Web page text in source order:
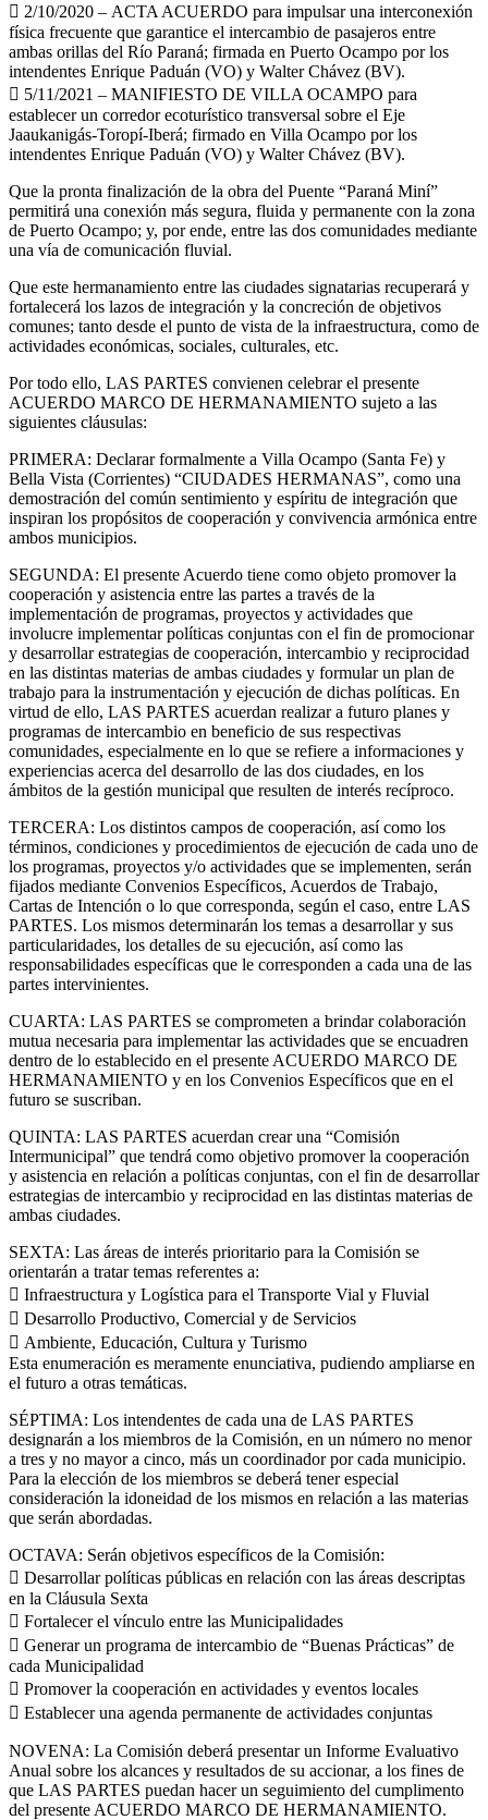
 2/10/2020 – ACTA ACUERDO para impulsar una interconexión
física frecuente que garantice el intercambio de pasajeros entre
ambas orillas del Río Paraná; firmada en Puerto Ocampo por los
intendentes Enrique Paduán (VO) y Walter Chávez (BV).
 5/11/2021 – MANIFIESTO DE VILLA OCAMPO para
establecer un corredor ecoturístico transversal sobre el Eje
Jaaukanigás-Toropí-Iberá; firmado en Villa Ocampo por los
intendentes Enrique Paduán (VO) y Walter Chávez (BV).
Que la pronta finalización de la obra del Puente “Paraná Miní”
permitirá una conexión más segura, fluida y permanente con la zona
de Puerto Ocampo; y, por ende, entre las dos comunidades mediante
una vía de comunicación fluvial.
Que este hermanamiento entre las ciudades signatarias recuperará y
fortalecerá los lazos de integración y la concreción de objetivos
comunes; tanto desde el punto de vista de la infraestructura, como de
actividades económicas, sociales, culturales, etc.
Por todo ello, LAS PARTES convienen celebrar el presente
ACUERDO MARCO DE HERMANAMIENTO sujeto a las
siguientes cláusulas:
PRIMERA: Declarar formalmente a Villa Ocampo (Santa Fe) y
Bella Vista (Corrientes) “CIUDADES HERMANAS”, como una
demostración del común sentimiento y espíritu de integración que
inspiran los propósitos de cooperación y convivencia armónica entre
ambos municipios.
SEGUNDA: El presente Acuerdo tiene como objeto promover la
cooperación y asistencia entre las partes a través de la
implementación de programas, proyectos y actividades que
involucre implementar políticas conjuntas con el fin de promocionar
y desarrollar estrategias de cooperación, intercambio y reciprocidad
en las distintas materias de ambas ciudades y formular un plan de
trabajo para la instrumentación y ejecución de dichas políticas. En
virtud de ello, LAS PARTES acuerdan realizar a futuro planes y
programas de intercambio en beneficio de sus respectivas
comunidades, especialmente en lo que se refiere a informaciones y
experiencias acerca del desarrollo de las dos ciudades, en los
ámbitos de la gestión municipal que resulten de interés recíproco.
TERCERA: Los distintos campos de cooperación, así como los
términos, condiciones y procedimientos de ejecución de cada uno de
los programas, proyectos y/o actividades que se implementen, serán
fijados mediante Convenios Específicos, Acuerdos de Trabajo,
Cartas de Intención o lo que corresponda, según el caso, entre LAS
PARTES. Los mismos determinarán los temas a desarrollar y sus
particularidades, los detalles de su ejecución, así como las
responsabilidades específicas que le corresponden a cada una de las
partes intervinientes.
CUARTA: LAS PARTES se comprometen a brindar colaboración
mutua necesaria para implementar las actividades que se encuadren
dentro de lo establecido en el presente ACUERDO MARCO DE
HERMANAMIENTO y en los Convenios Específicos que en el
futuro se suscriban.
QUINTA: LAS PARTES acuerdan crear una “Comisión
Intermunicipal” que tendrá como objetivo promover la cooperación
y asistencia en relación a políticas conjuntas, con el fin de desarrollar
estrategias de intercambio y reciprocidad en las distintas materias de
ambas ciudades.
SEXTA: Las áreas de interés prioritario para la Comisión se
orientarán a tratar temas referentes a:
 Infraestructura y Logística para el Transporte Vial y Fluvial
 Desarrollo Productivo, Comercial y de Servicios
 Ambiente, Educación, Cultura y Turismo
Esta enumeración es meramente enunciativa, pudiendo ampliarse en
el futuro a otras temáticas.
SÉPTIMA: Los intendentes de cada una de LAS PARTES
designarán a los miembros de la Comisión, en un número no menor
a tres y no mayor a cinco, más un coordinador por cada municipio.
Para la elección de los miembros se deberá tener especial
consideración la idoneidad de los mismos en relación a las materias
que serán abordadas.
OCTAVA: Serán objetivos específicos de la Comisión:
 Desarrollar políticas públicas en relación con las áreas descriptas
en la Cláusula Sexta
 Fortalecer el vínculo entre las Municipalidades
 Generar un programa de intercambio de “Buenas Prácticas” de
cada Municipalidad
 Promover la cooperación en actividades y eventos locales
 Establecer una agenda permanente de actividades conjuntas
NOVENA: La Comisión deberá presentar un Informe Evaluativo
Anual sobre los alcances y resultados de su accionar, a los fines de
que LAS PARTES puedan hacer un seguimiento del cumplimento
del presente ACUERDO MARCO DE HERMANAMIENTO.